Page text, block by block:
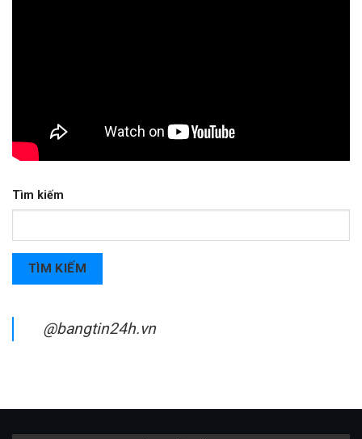
Tìm kiếm
TÌM KIẾM
@bangtin24h.vn